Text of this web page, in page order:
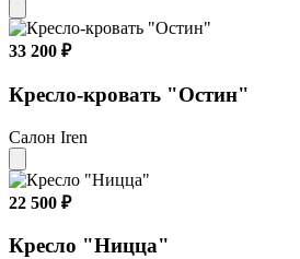
33 200 ₽
Кресло-кровать "Остин"
Салон Iren
22 500 ₽
Кресло "Ницца"